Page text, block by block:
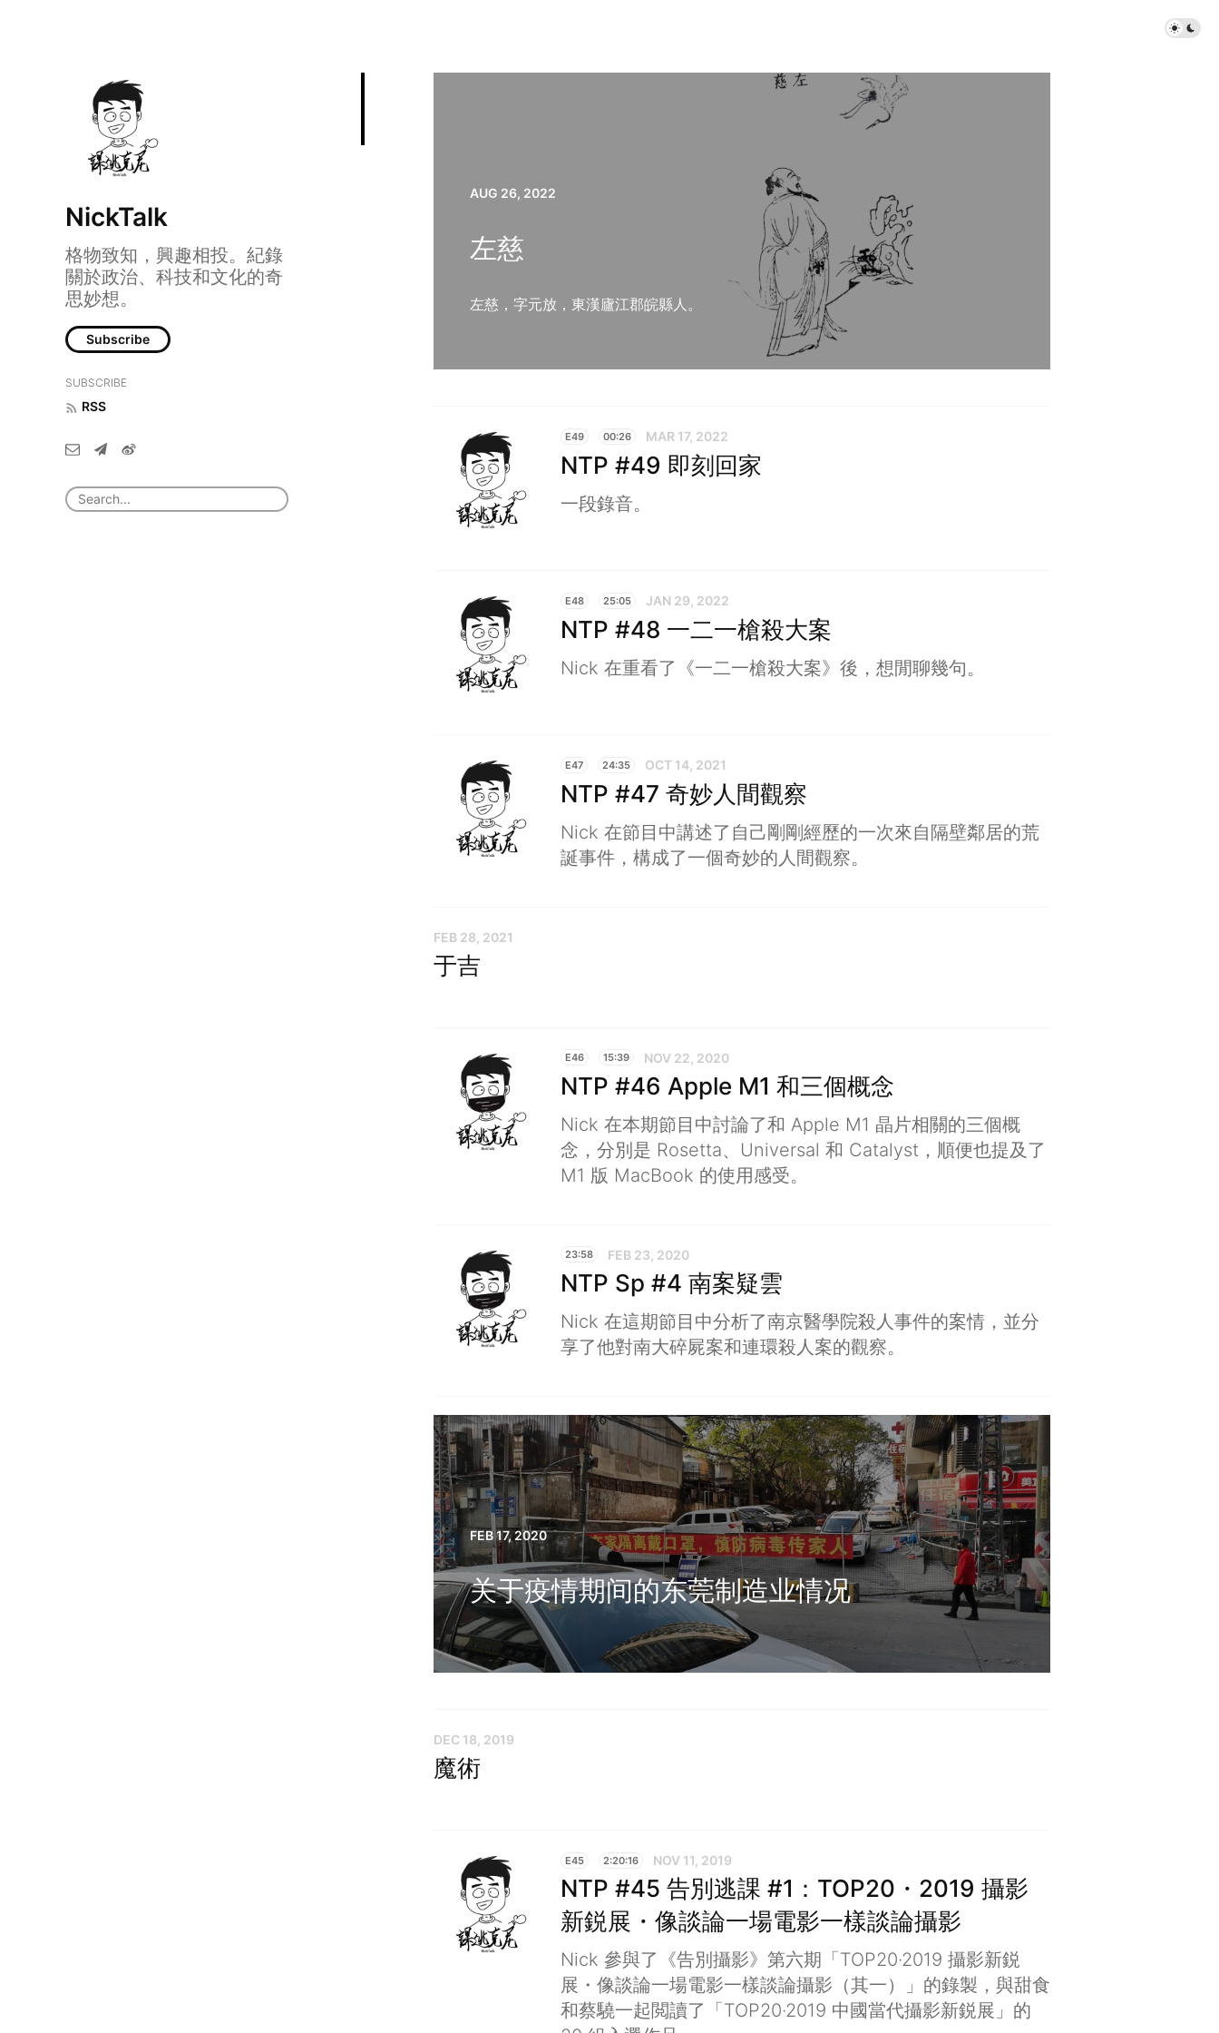
NickTalk
格物致知，興趣相投。紀錄
關於政治、科技和文化的奇
思妙想。
Subscribe
SUBSCRIBE
RSS
AUG 26, 2022
左慈
左慈，字元放，東漢廬江郡皖縣人。
E49 00:26 MAR 17, 2022
NTP #49 即刻回家
一段錄音。
E48 25:05 JAN 29, 2022
NTP #48 一二一槍殺大案
Nick 在重看了《一二一槍殺大案》後，想閒聊幾句。
E47 24:35 OCT 14, 2021
NTP #47 奇妙人間觀察
Nick 在節目中講述了自己剛剛經歷的一次來自隔壁鄰居的荒
誕事件，構成了一個奇妙的人間觀察。
FEB 28, 2021
于吉
E46 15:39 NOV 22, 2020
NTP #46 Apple M1 和三個概念
Nick 在本期節目中討論了和 Apple M1 晶片相關的三個概
念，分別是 Rosetta、Universal 和 Catalyst，順便也提及了
M1 版 MacBook 的使用感受。
23:58 FEB 23, 2020
NTP Sp #4 南案疑雲
Nick 在這期節目中分析了南京醫學院殺人事件的案情，並分
享了他對南大碎屍案和連環殺人案的觀察。
FEB 17, 2020
关于疫情期间的东莞制造业情况
DEC 18, 2019
魔術
E45 2:20:16 NOV 11, 2019
NTP #45 告別逃課 #1：TOP20・2019 攝影
新鋭展・像談論一場電影一樣談論攝影
Nick 參與了《告別攝影》第六期「TOP20·2019 攝影新鋭
展・像談論一場電影一樣談論攝影（其一）」的錄製，與甜食
和蔡驍一起閲讀了「TOP20·2019 中國當代攝影新鋭展」的